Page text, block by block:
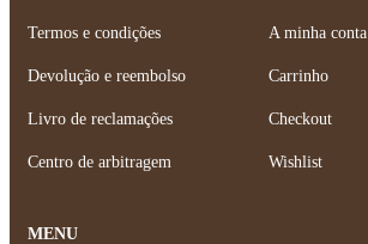
Termos e condições
Devolução e reembolso
Livro de reclamações
Centro de arbitragem
A minha conta
Carrinho
Checkout
Wishlist
MENU